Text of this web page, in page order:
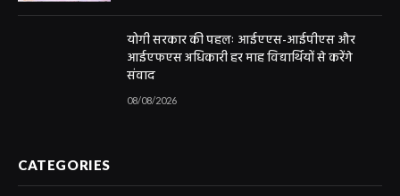
योगी सरकार की पहलः आईएएस-आईपीएस और
आईएफएस अधिकारी हर माह विद्यार्थियों से करेंगे
संवाद
08/08/2026
CATEGORIES